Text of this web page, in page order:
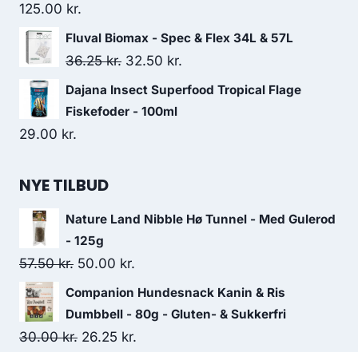
125.00 kr.
Fluval Biomax - Spec & Flex 34L & 57L
36.25kr. Den
oprindelige
pris
32.50 kr.
aktuelle
Dajana Insect Superfood Tropical Flage
Fiskefoder - 100ml
29.00 kr.
NYE TILBUD
Nature Land Nibble Hø Tunnel - Med Gulerod
- 125g
57.50kr. Den
oprindelige
pris
var:
50.00 kr.
aktuelle
pris
Companion Hundesnack Kanin & Ris
Dumbbell - 80g - Gluten- & Sukkerfri
30.00kr. Den
26.25 kr.